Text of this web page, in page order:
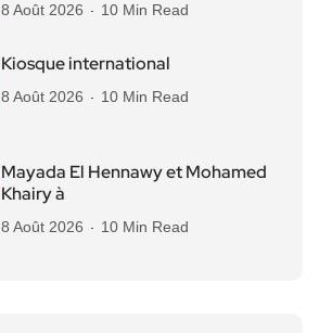
8 Août 2026 10 Min Read
Kiosque international
8 Août 2026 10 Min Read
Mayada El Hennawy et Mohamed
Khairy à
8 Août 2026 10 Min Read